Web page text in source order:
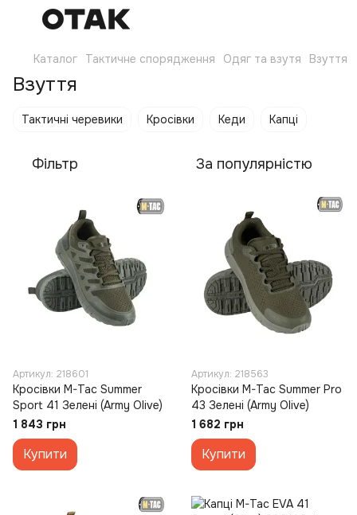
Каталог Тактичне спорядження Одяг та взутя Взуття
Взуття
Тактичні черевики Кросівки Кеди Капці
Фільтр За популярністю
Артикул: 218601
Кросівки M-Tac Summer
Sport 41 Зелені (Army Olive)
1 843 грн
Купити
Артикул: 218563
Кросівки M-Tac Summer Pro
43 Зелені (Army Olive)
1 682 грн
Купити